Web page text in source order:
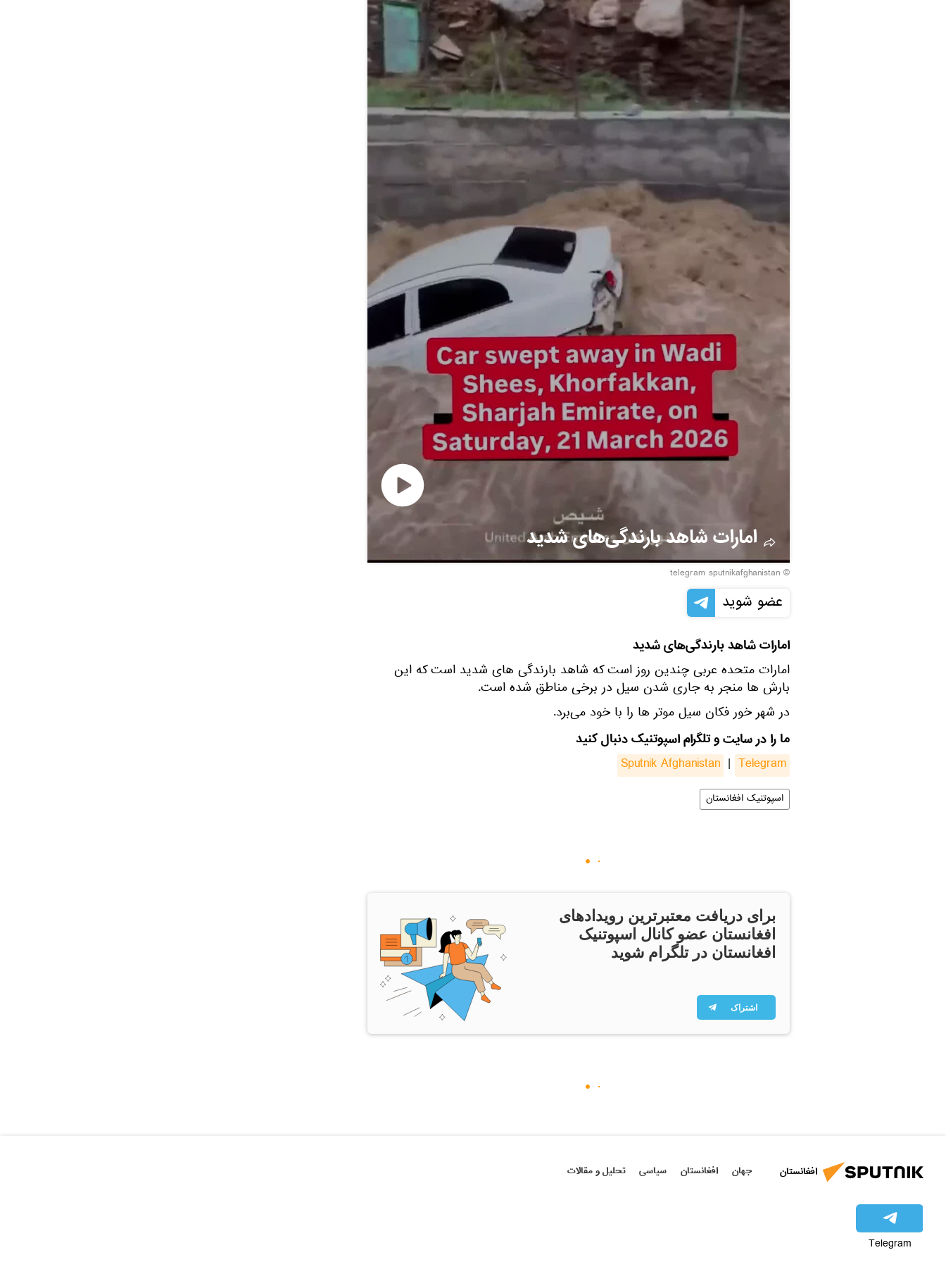
امارات شاهد بارندگی‌های شدید
© telegram sputnikafghanistan
عضو شوید
امارات شاهد بارندگی‌های شدید
امارات متحده عربی چندین روز است که شاهد بارندگی های شدید است که این
بارش ها منجر به جاری شدن سیل در برخی مناطق شده است.
در شهر خور فکان سیل موتر ها را با خود می‌برد.
ما را در سایت و تلگرام اسپوتنیک دنبال کنید
Sputnik Afghanistan | Telegram
اسپوتنیک افغانستان
برای دریافت معتبرترین رویدادهای
افغانستان عضو کانال اسپوتنیک
افغانستان در تلگرام شوید
اشتراک
افغانستان جهان افغانستان سیاسی تحلیل و مقالات
Telegram